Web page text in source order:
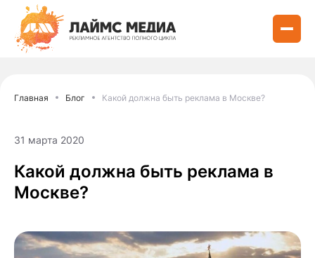
Главная Блог Какой должна быть реклама в Москве?
31 марта 2020
Какой должна быть реклама в
Москве?